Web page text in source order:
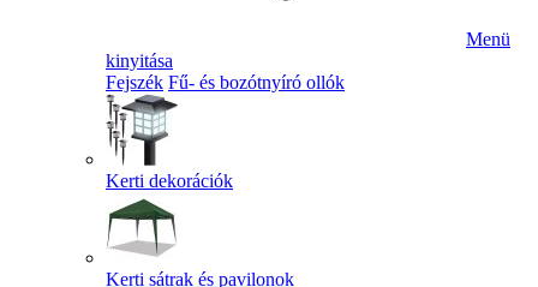
Menü
kinyitása
Fejszék Fű- és bozótnyíró ollók
Kerti dekorációk
Kerti sátrak és pavilonok